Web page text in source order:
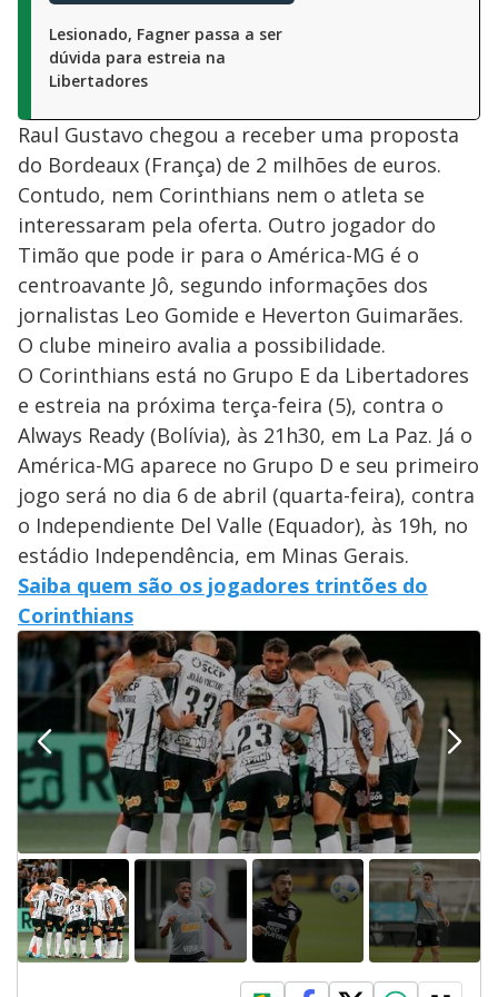
Lesionado, Fagner passa a ser
dúvida para estreia na
Libertadores
Raul Gustavo chegou a receber uma proposta
do Bordeaux (França) de 2 milhões de euros.
Contudo, nem Corinthians nem o atleta se
interessaram pela oferta. Outro jogador do
Timão que pode ir para o América-MG é o
centroavante Jô, segundo informações dos
jornalistas Leo Gomide e Heverton Guimarães.
O clube mineiro avalia a possibilidade.
O Corinthians está no Grupo E da Libertadores
e estreia na próxima terça-feira (5), contra o
Always Ready (Bolívia), às 21h30, em La Paz. Já o
América-MG aparece no Grupo D e seu primeiro
jogo será no dia 6 de abril (quarta-feira), contra
o Independiente Del Valle (Equador), às 19h, no
estádio Independência, em Minas Gerais.
Saiba quem são os jogadores trintões do
Corinthians